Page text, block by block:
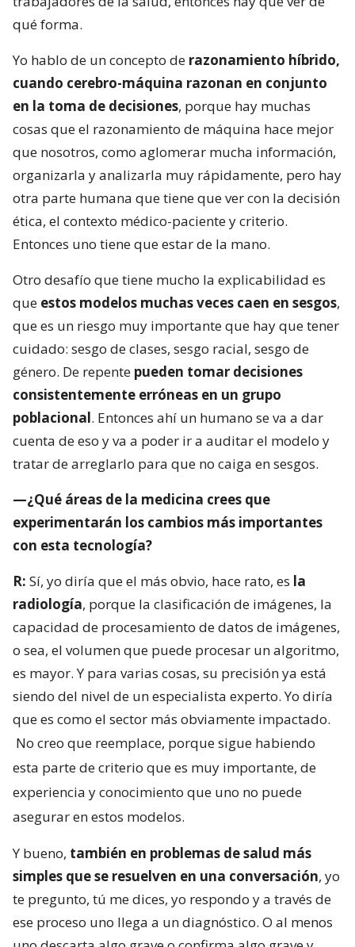
qué forma.
Yo hablo de un concepto de razonamiento híbrido,
cuando cerebro-máquina razonan en conjunto
en la toma de decisiones, porque hay muchas
cosas que el razonamiento de máquina hace mejor
que nosotros, como aglomerar mucha información,
organizarla y analizarla muy rápidamente, pero hay
otra parte humana que tiene que ver con la decisión
ética, el contexto médico-paciente y criterio.
Entonces uno tiene que estar de la mano.
Otro desafío que tiene mucho la explicabilidad es
que estos modelos muchas veces caen en sesgos,
que es un riesgo muy importante que hay que tener
cuidado: sesgo de clases, sesgo racial, sesgo de
género. De repente pueden tomar decisiones
consistentemente erróneas en un grupo
poblacional. Entonces ahí un humano se va a dar
cuenta de eso y va a poder ir a auditar el modelo y
tratar de arreglarlo para que no caiga en sesgos.
—¿Qué áreas de la medicina crees que
experimentarán los cambios más importantes
con esta tecnología?
R: Sí, yo diría que el más obvio, hace rato, es la
radiología, porque la clasificación de imágenes, la
capacidad de procesamiento de datos de imágenes,
o sea, el volumen que puede procesar un algoritmo,
es mayor. Y para varias cosas, su precisión ya está
siendo del nivel de un especialista experto. Yo diría
que es como el sector más obviamente impactado.
No creo que reemplace, porque sigue habiendo
esta parte de criterio que es muy importante, de
experiencia y conocimiento que uno no puede
asegurar en estos modelos.
Y bueno, también en problemas de salud más
simples que se resuelven en una conversación, yo
te pregunto, tú me dices, yo respondo y a través de
ese proceso uno llega a un diagnóstico. O al menos